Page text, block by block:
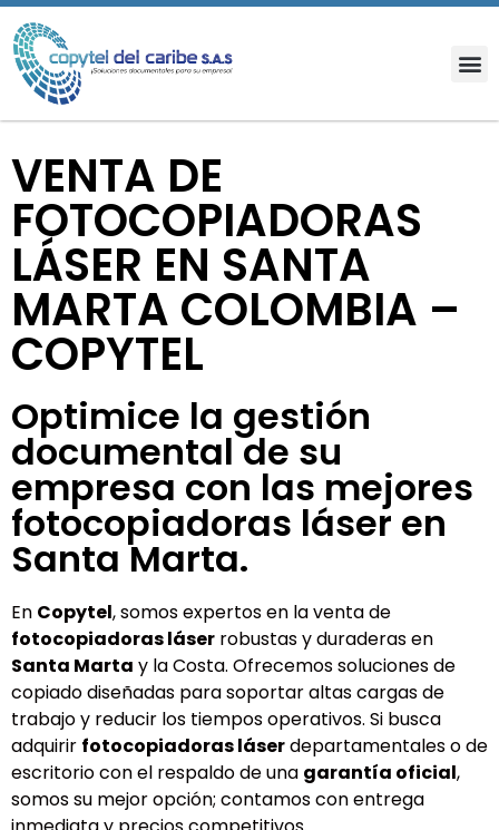
VENTA DE
FOTOCOPIADORAS
LÁSER EN SANTA
MARTA COLOMBIA –
COPYTEL
Optimice la gestión
documental de su
empresa con las mejores
fotocopiadoras láser en
Santa Marta.
En Copytel, somos expertos en la venta de
fotocopiadoras láser robustas y duraderas en
Santa Marta y la Costa. Ofrecemos soluciones de
copiado diseñadas para soportar altas cargas de
trabajo y reducir los tiempos operativos. Si busca
adquirir fotocopiadoras láserdepartamentales o de
escritorio con el respaldo de una garantía oficial,
somos su mejor opción; contamos con entrega